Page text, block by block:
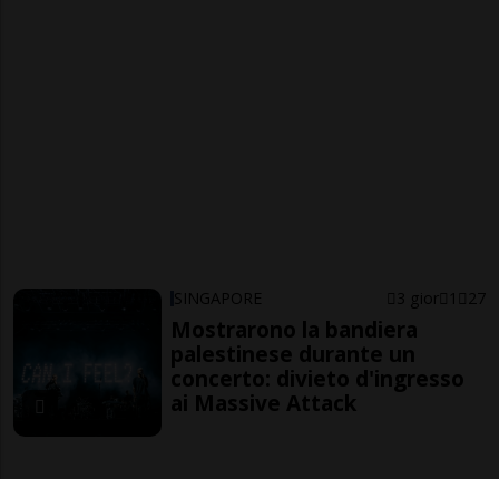
SINGAPORE 3 gior 1 27
Mostrarono la bandiera
palestinese durante un
concerto: divieto d'ingresso
ai Massive Attack